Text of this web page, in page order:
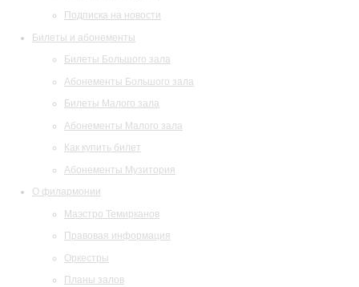
Подписка на новости
Билеты и абонементы
Билеты Большого зала
Абонементы Большого зала
Билеты Малого зала
Абонементы Малого зала
Как купить билет
Абонементы Музитория
О филармонии
Маэстро Темирканов
Правовая информация
Оркестры
Планы залов